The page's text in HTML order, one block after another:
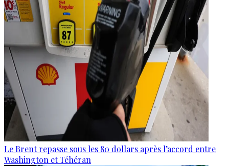
Le Brent repasse sous les 80 dollars après l’accord entre
Washington et Téhéran